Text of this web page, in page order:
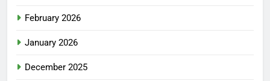
February 2026
January 2026
December 2025